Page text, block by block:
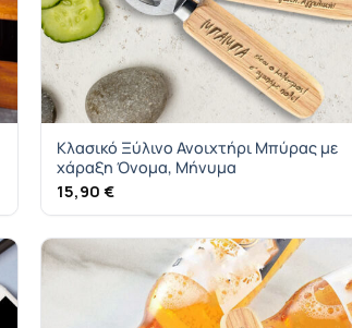
Κλασικό Ξύλινο Ανοιχτήρι Μπύρας με
χάραξη Όνομα, Μήνυμα
15,90 €